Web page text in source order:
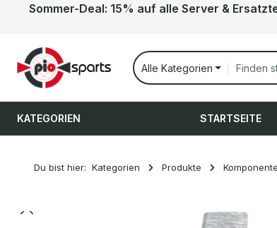
Hauptinhalt springen
Zur Suche springen
Zur Hauptnavigation springen
Sommer-Deal: 15% auf alle Server &
Alle Kategorien
KATEGORIEN STARTSEITE
Du bist hier: Kategorien Produkte
Bildergalerie überspringen